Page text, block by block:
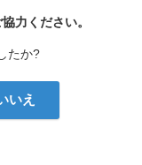
力ください。
たか?
いえ